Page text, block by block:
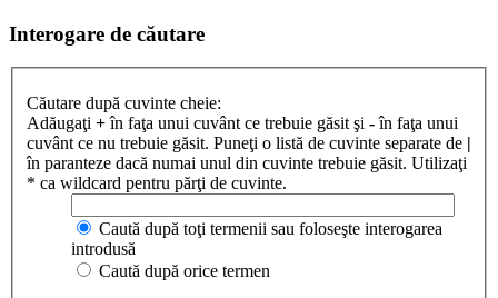
Interogare de căutare
Căutare după cuvinte cheie:
Adăugaţi +în faţa unui cuvânt ce trebuie găsit şi -în faţa unui
cuvânt ce nu trebuie găsit. Puneţi o listă de cuvinte separate de |
în paranteze dacă numai unul din cuvinte trebuie găsit. Utilizaţi
* ca wildcard pentru părţi de cuvinte.
Caută după toţi termenii sau foloseşte interogarea
introdusă
Caută după orice termen